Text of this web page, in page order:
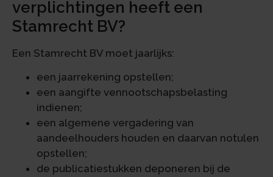
verplichtingen heeft een
Stamrecht BV?
Een Stamrecht BV moet jaarlijks:
een jaarrekening opstellen;
een aangifte vennootschapsbelasting
indienen;
een algemene vergadering van
aandeelhouders houden en daarvan notulen
opstellen;
de publicatiestukken deponeren bij de